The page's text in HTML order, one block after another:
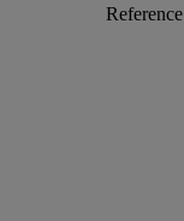
Reference